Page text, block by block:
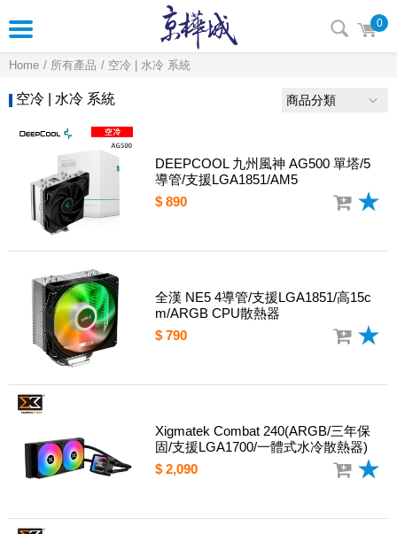
0
Home 所有產品 空冷 | 水冷 系統
空冷 | 水冷 系統 商品分類
DEEPCOOL 九州風神 AG500 單塔/5
導管/支援LGA1851/AM5
$ 890
全漢 NE5 4導管/支援LGA1851/高15c
m/ARGB CPU散熱器
$ 790
Xigmatek Combat 240(ARGB/三年保
固/支援LGA1700/一體式水冷散熱器)
$ 2,090